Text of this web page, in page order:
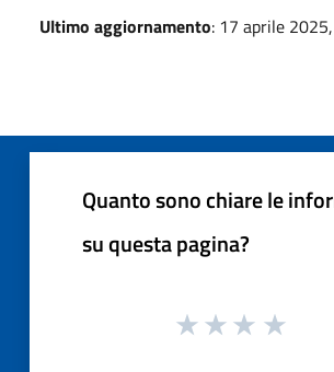
Ultimo aggiornamento: 17 aprile
Quanto sono chiare le
su questa pagina?